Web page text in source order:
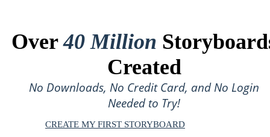
Over40 Million
Created
No Downloads, No Credit Card, and No Login
Needed to Try!
CREATE MY FIRST STORYBOARD